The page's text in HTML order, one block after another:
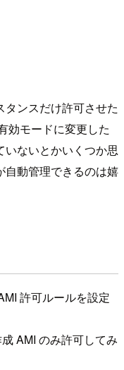
ンスだけ許可させた
効モードに変更した
いないとかいくつか思
自動管理できるのは嬉
許可ルールを設定
AMI のみ許可してみ